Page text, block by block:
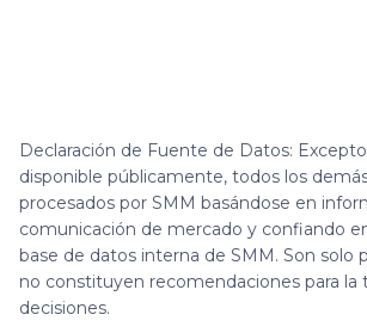
Declaración de Fuente de Datos:
disponible públicamente, todos los
procesados por SMM basándose en
comunicación de mercado y confiando
base de datos interna de SMM. Son solo
no constituyen recomendaciones para la
decisiones.